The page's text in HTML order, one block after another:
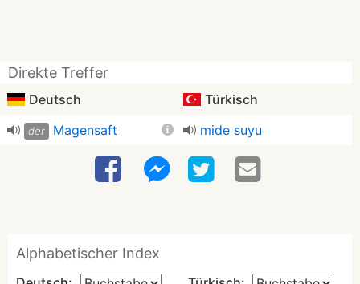
Direkte Treffer
Deutsch Türkisch
der Magensaft mide suyu
Alphabetischer Index